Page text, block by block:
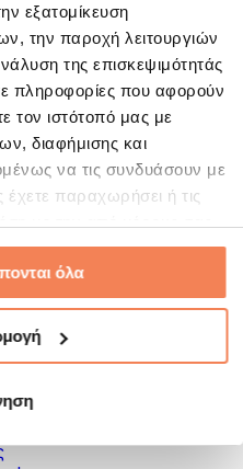
εξατομίκευση
την παροχή λειτουργιών
της επισκεψιμότητάς
πληροφορίες που αφορούν
τον ιστότοπό μας με
διαφήμισης και
να τις συνδυάσουν με
παραχωρήσει ή τις
όλα
Καρπών